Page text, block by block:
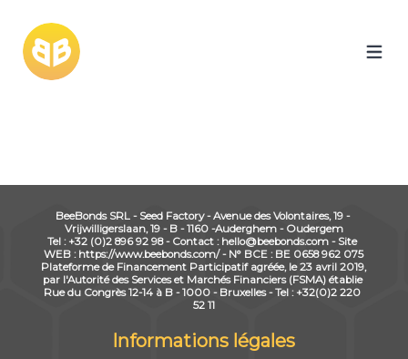
BeeBonds SRL - Seed Factory - Avenue des Volontaires, 19 -
Vrijwilligerslaan, 19 - B - 1160 -Auderghem - Oudergem
Tel : +32 (0)2 896 92 98 - Contact : hello@beebonds.com - Site
WEB : https://www.beebonds.com/ - N° BCE : BE 0658 962 075
Plateforme de Financement Participatif agréée, le 23 avril 2019,
par l'Autorité des Services et Marchés Financiers (FSMA) établie
Rue du Congrès 12-14 à B - 1000 - Bruxelles - Tel : +32(0)2 220
52 11
Informations légales